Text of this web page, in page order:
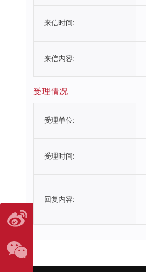
来信时间:
来信内容:
受理情况
受理单位:
受理时间:
回复内容: